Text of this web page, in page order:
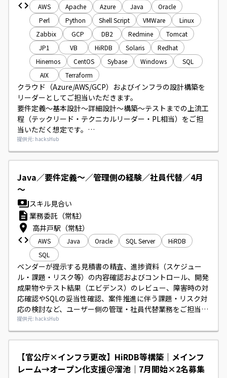
AWS Apache Azure Java
Oracle
Perl
Python Shell Script VMWare
Linux
Zabbix
GCP DB2 Redmine
Tomcat
JP1
VB HiRDB Solaris
Redhat
Hinemos
CentOS Sybase Windows
SQL
AIX
Terraform
クラウド（Azure/AWS/GCP）およびインフラの設計構築を
リーダーとしてご担当いただきます。
要件定義～基本設計～詳細設計～構築～テストまでの上流工
程（テックリード・テクニカルリーダー・PL相当）をご担
当いただく想定です。
民間企業向け既存／新規システムの対応が中心で、必要に応
じて顧客折衝やチームマネジメントもお願いいたします。
提供元: hacksHub
Java／要件定義～／管理側の経験／社員代替／4月
～
スキル見合い
業務委託（常駐）
高井戸駅（常駐）
AWS Java Oracle SQL Server
HiRDB
SQL
ベンダーが提示する見積書の精査、進捗資料（スケジュー
ル・課題・リスク等）の内容確認およびコントロール、開発
成果物やテスト結果（エビデンス）のレビュー、障害時の対
応確認やSQLの妥当性確認、案件推進に伴う課題・リスク対
応の検討など、ユーザー側の管理・社員代替業務をご担当い
ただきます。
提供元: hacksHub
【官公庁×インフラ更改】HiRDB等構築｜メインフ
レーム→オープン化支援＠溜池｜7月開始×2名募集